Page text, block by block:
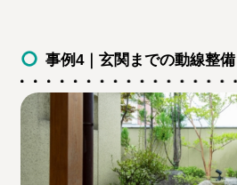
事例4｜玄関までの動線整備